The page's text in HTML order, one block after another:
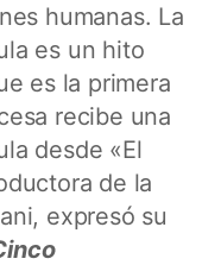
humanas. La
es un hito
es la primera
recibe una
desde «El
de la
expresó su